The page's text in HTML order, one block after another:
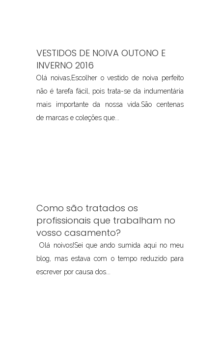
VESTIDOS DE NOIVA OUTONO E
INVERNO 2016
Olá noivas,Escolher o vestido de noiva perfeito
não é tarefa fácil, pois trata-se da indumentária
mais importante da nossa vida.São centenas
de marcas e coleções que...
Como são tratados os
profissionais que trabalham no
vosso casamento?
Olá noivos!Sei que ando sumida aqui no meu
blog, mas estava com o tempo reduzido para
escrever por causa dos...